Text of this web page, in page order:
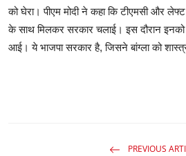
को घेरा। पीएम मोदी ने कहा कि टीएमसी और
के साथ मिलकर सरकार चलाई। इस दौरान इनको
आई। ये भाजपा सरकार है, जिसने बांग्ला को
PREVIOUS